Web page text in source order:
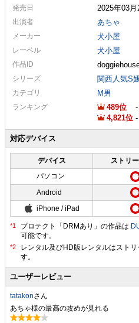
発売日 2025年03月
出演者 あちゃ
メーカー 犬小屋
レーベル 犬小屋
作品ID
シリーズ 関西人気S
カテゴリ M男
ランキング 489 -
4,821
-
対応デバイス
デバイス ストリ
パソコン
Android
iPhone / iPad
プロテクト「DRMあり」の作品は
可能です。
ユーザーレビュー
tatakonさん
あちゃ様の最高の攻めが見れる